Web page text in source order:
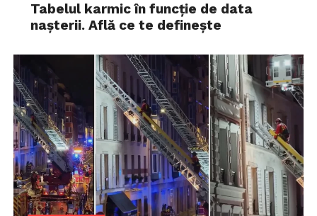
Tabelul karmic în funcție de data
nașterii. Află ce te definește